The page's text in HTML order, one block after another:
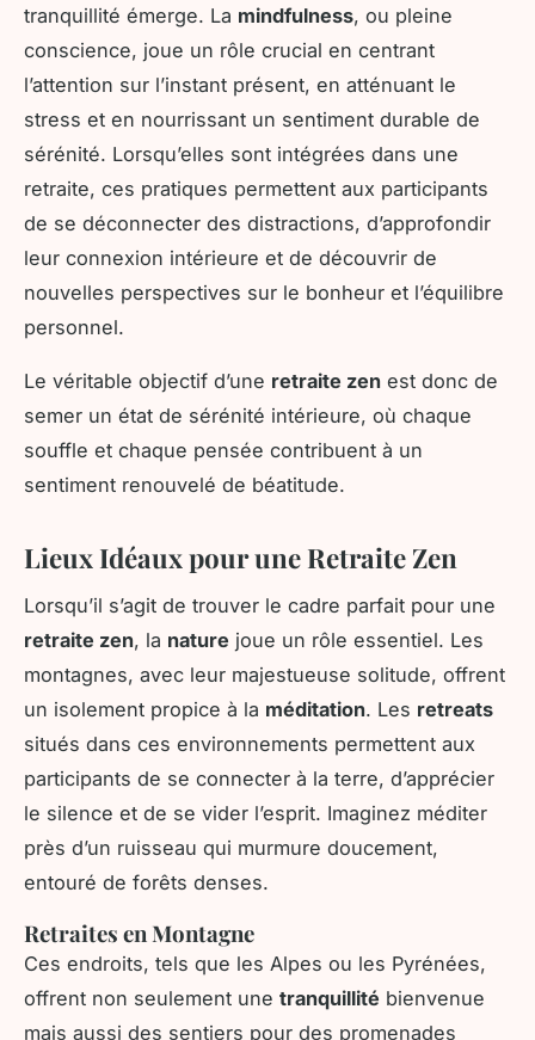
tranquillité émerge. La mindfulness, ou pleine
conscience, joue un rôle crucial en centrant
l’attention sur l’instant présent, en atténuant le
stress et en nourrissant un sentiment durable de
sérénité. Lorsqu’elles sont intégrées dans une
retraite, ces pratiques permettent aux participants
de se déconnecter des distractions, d’approfondir
leur connexion intérieure et de découvrir de
nouvelles perspectives sur le bonheur et l’équilibre
personnel.
Le véritable objectif d’une retraite zen est donc de
semer un état de sérénité intérieure, où chaque
souffle et chaque pensée contribuent à un
sentiment renouvelé de béatitude.
Lieux Idéaux pour une Retraite Zen
Lorsqu’il s’agit de trouver le cadre parfait pour une
retraite zen, la nature joue un rôle essentiel. Les
montagnes, avec leur majestueuse solitude, offrent
un isolement propice à la méditation. Les retreats
situés dans ces environnements permettent aux
participants de se connecter à la terre, d’apprécier
le silence et de se vider l’esprit. Imaginez méditer
près d’un ruisseau qui murmure doucement,
entouré de forêts denses.
Retraites en Montagne
Ces endroits, tels que les Alpes ou les Pyrénées,
offrent non seulement une tranquillité bienvenue
mais aussi des sentiers pour des promenades